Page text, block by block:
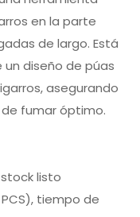
en la parte
de largo. Está
diseño de púas
asegurando
fumar óptimo.
stock listo
PCS), tiempo de